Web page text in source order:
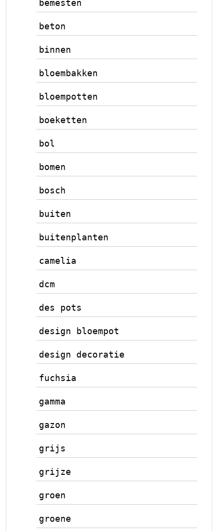
bemesten
beton
binnen
bloembakken
bloempotten
boeketten
bol
bomen
bosch
buiten
buitenplanten
camelia
dcm
des pots
design bloempot
design decoratie
fuchsia
gamma
gazon
grijs
grijze
groen
groene